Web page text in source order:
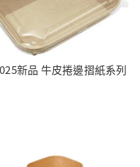
新品 牛皮捲邊摺紙系列